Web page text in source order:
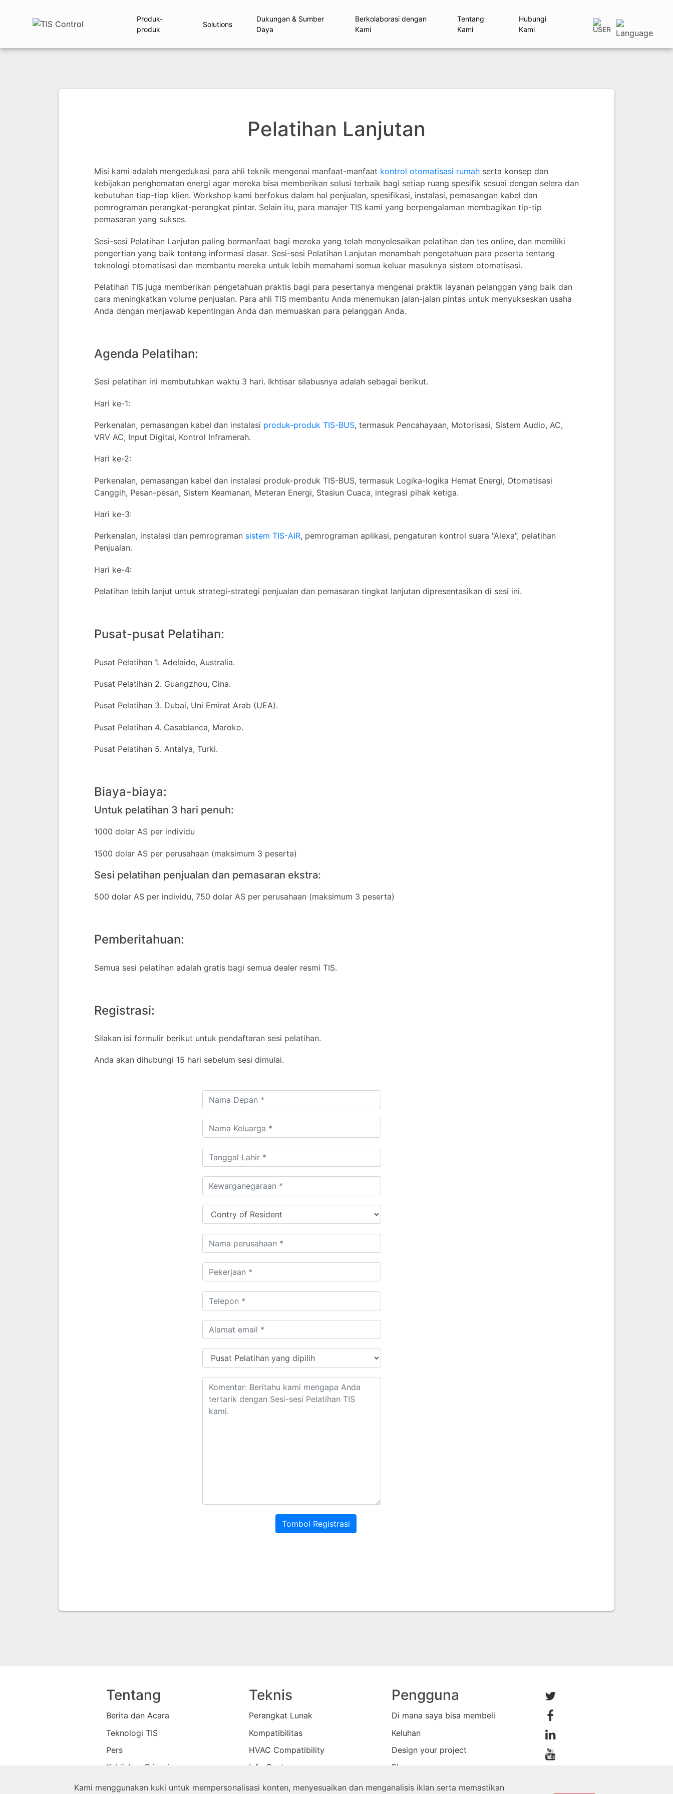
Produk-
produk
Solutions
Dukungan & Sumber
Daya
Berkolaborasi dengan
Kami
Tentang
Kami
Hubungi
Kami
Pelatihan Lanjutan
Misi kami adalah mengedukasi para ahli teknik mengenai manfaat-manfaat kontrol otomatisasi rumahserta konsep dan
kebijakan penghematan energi agar mereka bisa memberikan solusi terbaik bagi setiap ruang spesifik sesuai dengan selera dan
kebutuhan tiap-tiap klien. Workshop kami berfokus dalam hal penjualan, spesifikasi, instalasi, pemasangan kabel dan
pemrograman perangkat-perangkat pintar. Selain itu, para manajer TIS kami yang berpengalaman membagikan tip-tip
pemasaran yang sukses.
Sesi-sesi Pelatihan Lanjutan paling bermanfaat bagi mereka yang telah menyelesaikan pelatihan dan tes online, dan memiliki
pengertian yang baik tentang informasi dasar. Sesi-sesi Pelatihan Lanjutan menambah pengetahuan para peserta tentang
teknologi otomatisasi dan membantu mereka untuk lebih memahami semua keluar masuknya sistem otomatisasi.
Pelatihan TIS juga memberikan pengetahuan praktis bagi para pesertanya mengenai praktik layanan pelanggan yang baik dan
cara meningkatkan volume penjualan. Para ahli TIS membantu Anda menemukan jalan-jalan pintas untuk menyukseskan usaha
Anda dengan menjawab kepentingan Anda dan memuaskan para pelanggan Anda.
Agenda Pelatihan:
Sesi pelatihan ini membutuhkan waktu 3 hari. Ikhtisar silabusnya adalah sebagai berikut.
Hari ke-1:
Perkenalan, pemasangan kabel dan instalasi produk-produk TIS-BUS, termasuk Pencahayaan, Motorisasi, Sistem Audio, AC,
VRV AC, Input Digital, Kontrol Inframerah.
Hari ke-2:
Perkenalan, pemasangan kabel dan instalasi produk-produk TIS-BUS, termasuk Logika-logika Hemat Energi, Otomatisasi
Canggih, Pesan-pesan, Sistem Keamanan, Meteran Energi, Stasiun Cuaca, integrasi pihak ketiga.
Hari ke-3:
Perkenalan, instalasi dan pemrograman sistem TIS-AIR, pemrograman aplikasi, pengaturan kontrol suara “Alexa”, pelatihan
Penjualan.
Hari ke-4:
Pelatihan lebih lanjut untuk strategi-strategi penjualan dan pemasaran tingkat lanjutan dipresentasikan di sesi ini.
Pusat-pusat Pelatihan:
Pusat Pelatihan 1. Adelaide, Australia.
Pusat Pelatihan 2. Guangzhou, Cina.
Pusat Pelatihan 3. Dubai, Uni Emirat Arab (UEA).
Pusat Pelatihan 4. Casablanca, Maroko.
Pusat Pelatihan 5. Antalya, Turki.
Biaya-biaya:
Untuk pelatihan 3 hari penuh:
1000 dolar AS per individu
1500 dolar AS per perusahaan (maksimum 3 peserta)
Sesi pelatihan penjualan dan pemasaran ekstra:
500 dolar AS per individu, 750 dolar AS per perusahaan (maksimum 3 peserta)
Pemberitahuan:
Semua sesi pelatihan adalah gratis bagi semua dealer resmi TIS.
Registrasi:
Silakan isi formulir berikut untuk pendaftaran sesi pelatihan.
Anda akan dihubungi 15 hari sebelum sesi dimulai.
Tombol Registrasi
Tentang
Berita dan Acara
Teknologi TIS
Pers
Kebijakan Privasi
Toko
Teknis
Perangkat Lunak
Kompatibilitas
HVAC Compatibility
Info Center
Hubungi Kami
Pengguna
Di mana saya bisa membeli
Keluhan
Design your project
Blogs
Kami menggunakan kuki untuk mempersonalisasi konten, menyesuaikan dan menganalisis iklan serta memastikan